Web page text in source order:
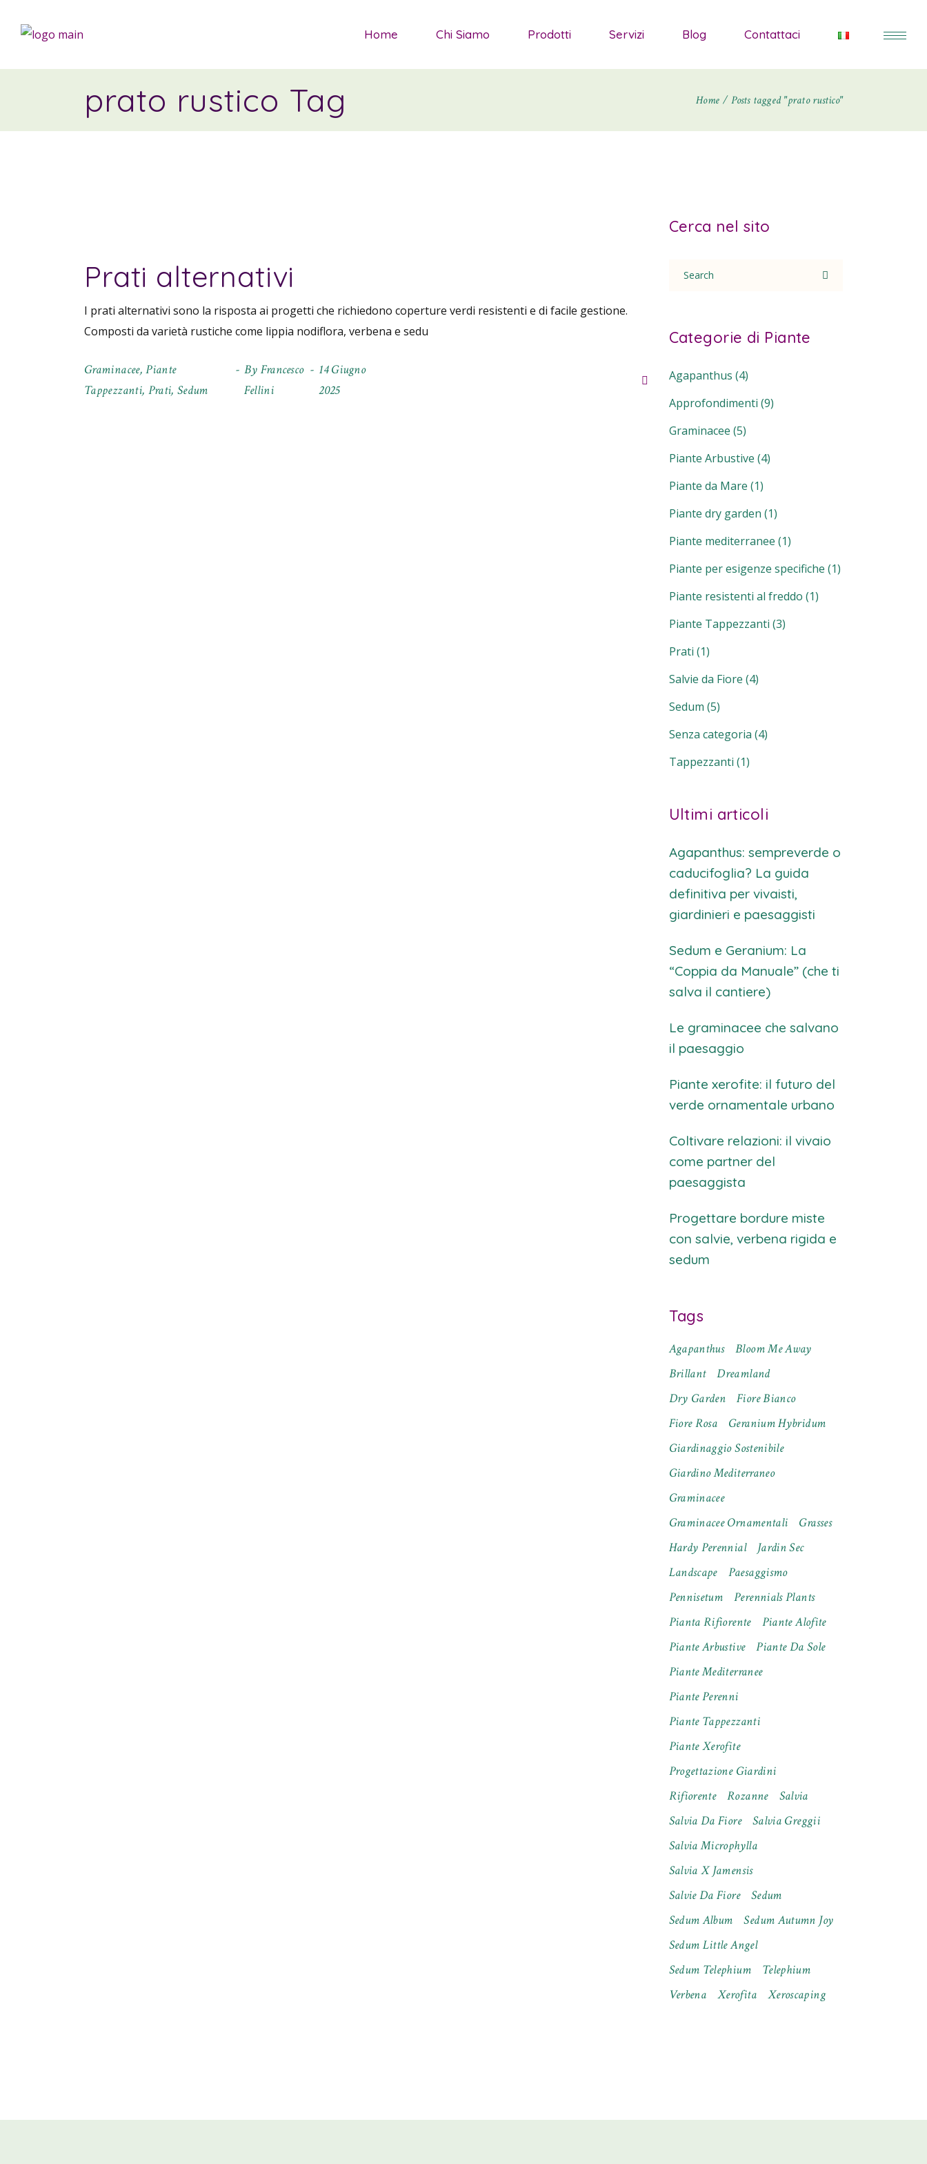
Home Chi Siamo Prodotti Servizi Blog Contattaci
Salvie da Fiore
prato rustico Tag Home Posts tagged "prato rustico"
Prati alternativi
I prati alternativi sono la risposta ai progetti che richiedono coperture verdi resistenti e di facile gestione.
Composti da varietà rustiche come lippia nodiflora, verbena e sedu
Graminacee,Piante
Tappezzanti, Prati, Sedum
By Francesco
Fellini
14 Giugno
2025
Cerca nel sito
for:
Categorie di Piante
Agapanthus (4)
Approfondimenti (9)
Graminacee (5)
Piante Arbustive (4)
Piante da Mare (1)
Piante dry garden (1)
Piante mediterranee (1)
Piante per esigenze specifiche (1)
Piante resistenti al freddo (1)
Piante Tappezzanti (3)
Prati (1)
Salvie da Fiore (4)
Sedum (5)
Senza categoria (4)
Tappezzanti (1)
Ultimi articoli
Agapanthus: sempreverde o
caducifoglia? La guida
definitiva per vivaisti,
giardinieri e paesaggisti
Sedum e Geranium: La
“Coppia da Manuale” (che ti
salva il cantiere)
Le graminacee che salvano
il paesaggio
Piante xerofite: il futuro del
verde ornamentale urbano
Coltivare relazioni: il vivaio
come partner del
paesaggista
Progettare bordure miste
con salvie, verbena rigida e
sedum
Tags
Agapanthus
Bloom Me Away
Brillant
Dreamland
Dry Garden
Fiore Bianco
Fiore Rosa
Geranium Hybridum
Giardinaggio Sostenibile
Giardino Mediterraneo
Graminacee
Graminacee Ornamentali
Grasses
Hardy Perennial
Jardin Sec
Landscape
Paesaggismo
Pennisetum
Perennials Plants
Pianta Rifiorente
Piante Alofite
Piante Arbustive
Piante Da Sole
Piante Mediterranee
Piante Perenni
Piante Tappezzanti
Piante Xerofite
Progettazione Giardini
Rifiorente
Rozanne
Salvia
Salvia Da Fiore
Salvia Greggii
Salvia Microphylla
Salvia X Jamensis
Salvie Da Fiore
Sedum
Sedum Album
Sedum Autumn Joy
Sedum Little Angel
Sedum Telephium
Telephium
Verbena
Xerofita Xeroscaping